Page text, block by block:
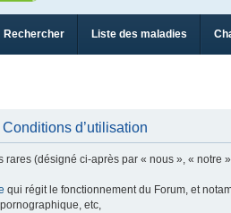
Rechercher Liste des maladies
d’utilisation
rares (désigné ci-après par « nous », «
qui régit le fonctionnement du Forum, et
etc,